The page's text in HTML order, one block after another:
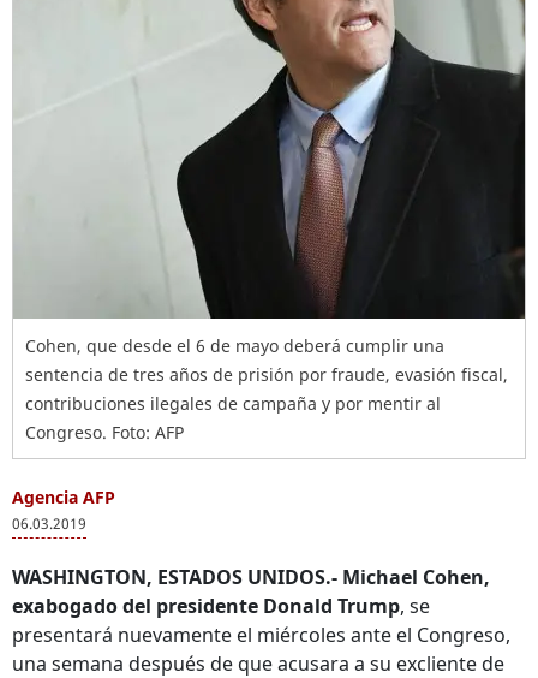
Cohen, que desde el 6 de mayo deberá cumplir una
sentencia de tres años de prisión por fraude, evasión fiscal,
contribuciones ilegales de campaña y por mentir al
Congreso. Foto: AFP
Agencia AFP
06.03.2019
WASHINGTON, ESTADOS UNIDOS.- Michael Cohen,
exabogado del presidente Donald Trump, se
presentará nuevamente el miércoles ante el Congreso,
una semana después de que acusara a su excliente de